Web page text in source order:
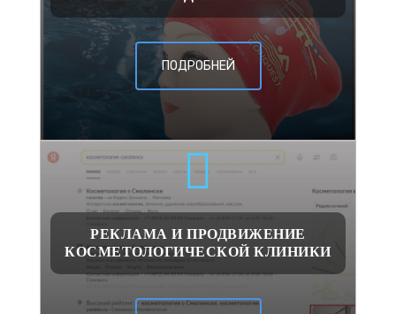
ПОДРОБНЕЙ
РЕКЛАМА И ПРОДВИЖЕНИЕ
КОСМЕТОЛОГИЧЕСКОЙ КЛИНИКИ